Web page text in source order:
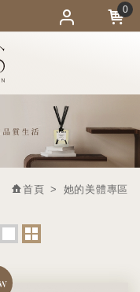
首頁 她的美體專區
0